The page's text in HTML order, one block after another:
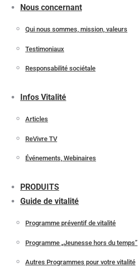
Nous concernant
Qui nous sommes, mission, valeurs
Testimoniaux
Responsabilité sociétale
Infos Vitalité
Articles
ReVivre TV
Événements, Webinaires
PRODUITS
Guide de vitalité
Programme préventif de vitalité
Programme „Jeunesse hors du temps”
Autres Programmes pour votre vitalité